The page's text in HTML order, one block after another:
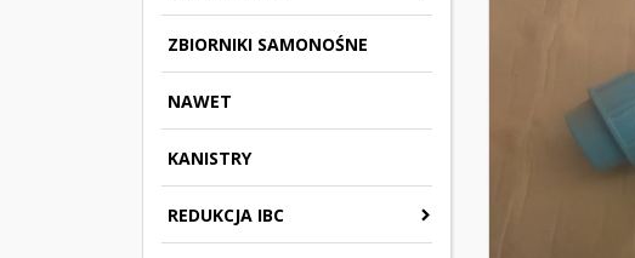
ZBIORNIKI SAMONOŚNE
NAWET
KANISTRY
REDUKCJA IBC